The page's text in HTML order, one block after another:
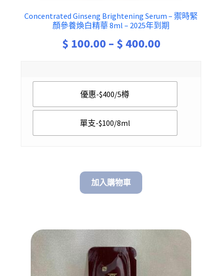
Concentrated Ginseng Brightening Serum – 禦時緊
顏參養煥白精華 8ml – 2025年到期
$ 100.00 – $ 400.00Price
$ 100.00
優惠-$400/5樽
單支-$100/8ml
加入購物車